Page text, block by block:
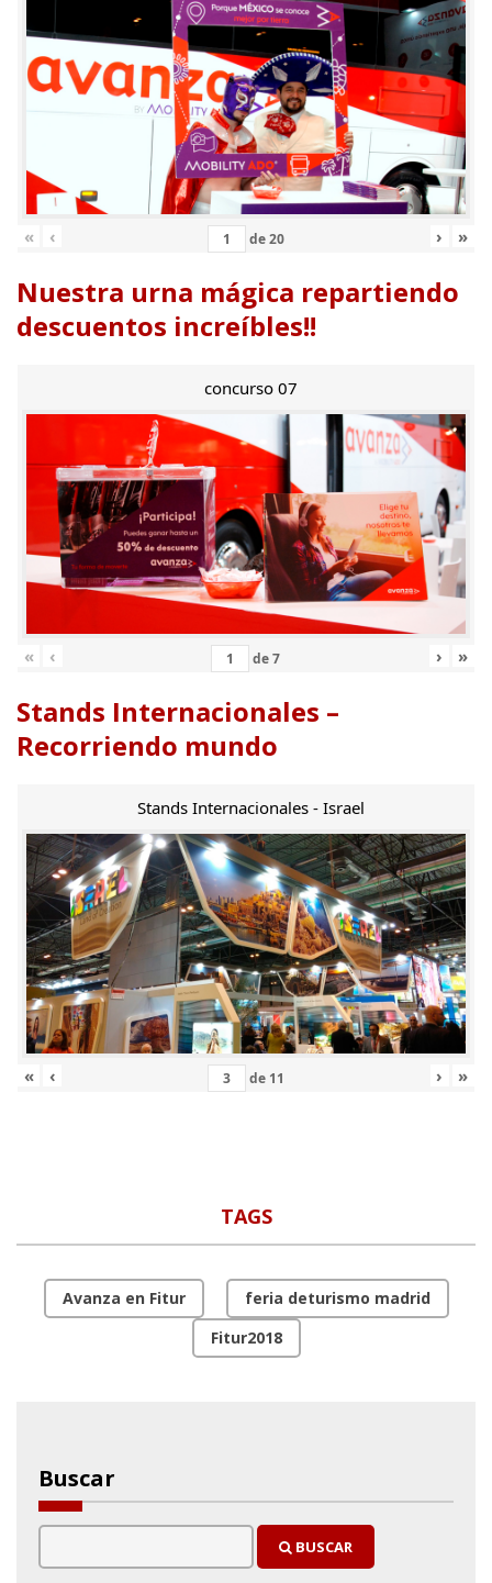
« ‹ de20 › »
Nuestra urna mágica repartiendo
descuentos increíbles!!
concurso 07
« ‹ de7 › »
Stands Internacionales –
Recorriendo mundo
Stands Internacionales - Israel
« ‹ de 11 › »
TAGS
Avanza en Fitur
feria deturismo madrid
Fitur2018
Buscar
BUSCAR